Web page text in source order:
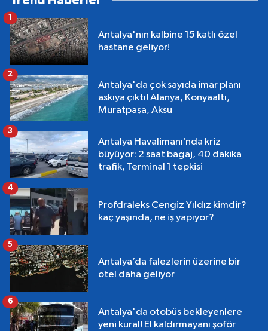
Antalya'nın kalbine 15 katlı özel
hastane geliyor!
1
Antalya'da çok sayıda imar planı
askıya çıktı! Alanya, Konyaaltı,
Muratpaşa, Aksu
2
Antalya Havalimanı’nda kriz
büyüyor: 2 saat bagaj, 40 dakika
trafik, Terminal 1 tepkisi
3
Profdraleks Cengiz Yıldız kimdir?
kaç yaşında, ne iş yapıyor?
4
Antalya’da falezlerin üzerine bir
otel daha geliyor
5
Antalya'da otobüs bekleyenlere
yeni kural! El kaldırmayanı şoför
6